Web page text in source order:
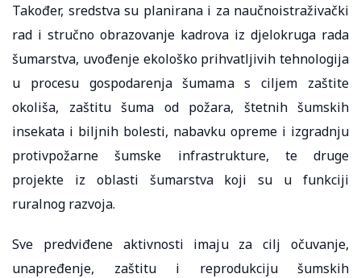
Također, sredstva su planirana i za naučnoistraživački
rad i stručno obrazovanje kadrova iz djelokruga rada
šumarstva, uvođenje ekološko prihvatljivih tehnologija
u procesu gospodarenja šumama s ciljem zaštite
okoliša, zaštitu šuma od požara, štetnih šumskih
insekata i biljnih bolesti, nabavku opreme i izgradnju
protivpožarne šumske infrastrukture, te druge
projekte iz oblasti šumarstva koji su u funkciji
ruralnog razvoja.
Sve predviđene aktivnosti imaju za cilj očuvanje,
unapređenje, zaštitu i reprodukciju šumskih